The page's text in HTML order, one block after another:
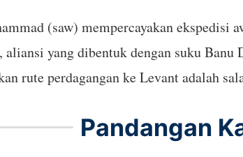
(saw) mempercayakan ekspedisi
aliansi yang dibentuk dengan suku
rute perdagangan ke Levant adalah
Pandangan